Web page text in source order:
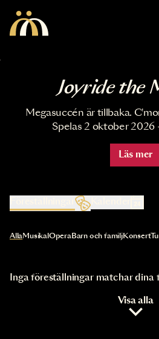
Joyride the
Megasuccén är tillbaka.
Spelas 2 oktober 2026
Läs mer
Kalender
Val av kategori uppdaterar innehållet
AllaMusikal OperaBarn och familjKonsert
Inga föreställningar matchar
Visa alla